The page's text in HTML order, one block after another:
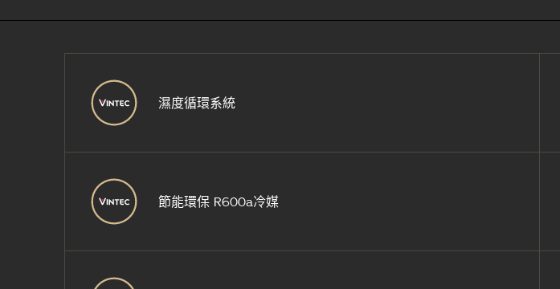
濕度循環系統
節能環保 R600a冷媒